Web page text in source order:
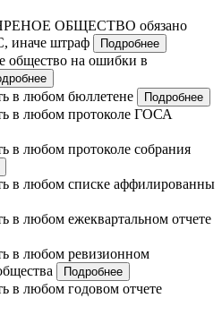
ОБЩЕСТВО обязано
иначе штраф
Подробнее
общество на ошибки в
в любом бюллетене Подробнее
в любом протоколе ГОСА
в любом протоколе собрания
в любом списке аффилированны
в любом ежеквартальном отчете
в любом ревизионном
Подробнее
в любом годовом отчете